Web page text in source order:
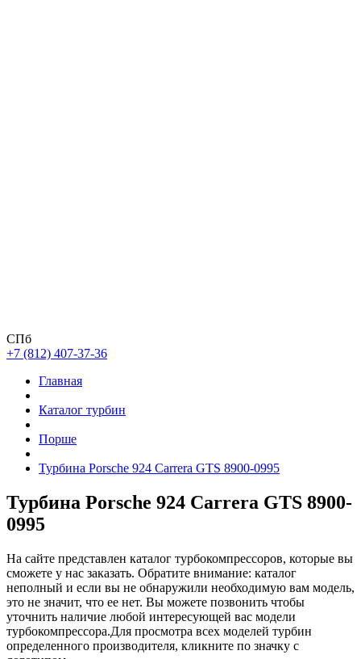
СПб
+7 (812) 407-37-36
Главная
Каталог турбин
Порше
Турбина Porsche 924 Carrera GTS 8900-0995
Турбина Porsche 924 Carrera GTS 8900-
0995
На сайте представлен каталог турбокомпрессоров, которые вы
сможете у нас заказать. Обратите внимание: каталог
неполный и если вы не обнаружили необходимую вам модель,
это не значит, что ее нет. Вы можете позвонить чтобы
уточнить наличие любой интересующей вас модели
турбокомпрессора.Для просмотра всех моделей турбин
определенного производителя, кликните по значку с